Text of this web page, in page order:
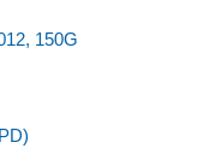
150G